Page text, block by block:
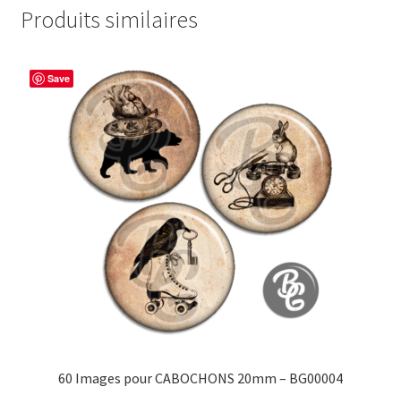
Produits similaires
Save
60 Images pour CABOCHONS 20mm – BG00004